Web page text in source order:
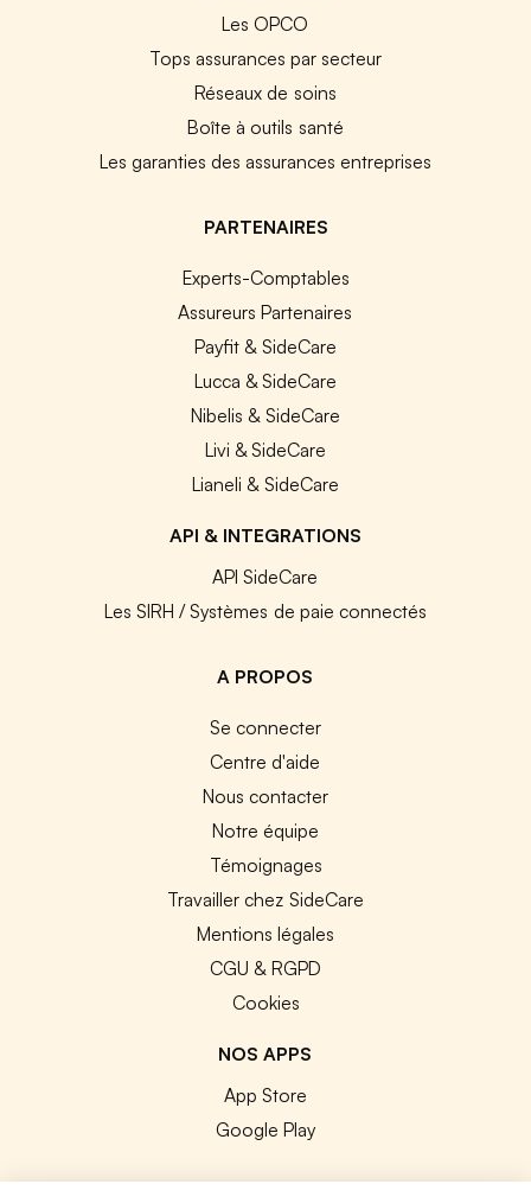
Les OPCO
Tops assurances par secteur
Réseaux de soins
Boîte à outils santé
Les garanties des assurances entreprises
PARTENAIRES
Experts-Comptables
Assureurs Partenaires
Payfit & SideCare
Lucca & SideCare
Nibelis & SideCare
Livi & SideCare
Lianeli & SideCare
API & INTEGRATIONS
API SideCare
Les SIRH / Systèmes de paie connectés
A PROPOS
Se connecter
Centre d'aide
Nous contacter
Notre équipe
Témoignages
Travailler chez SideCare
Mentions légales
CGU & RGPD
Cookies
NOS APPS
App Store
Google Play